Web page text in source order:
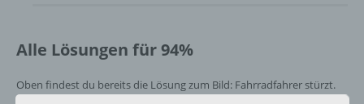
Alle Lösungen für 94%
Oben findest du bereits die Lösung zum Bild: Fahrradfahrer stürzt.